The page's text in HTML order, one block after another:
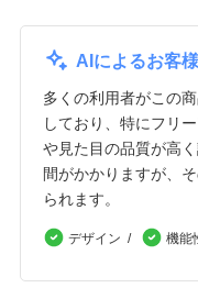
AIによるお客
多くの利用者がこの
しており、特にフリ
や見た目の品質が高
間がかかりますが、
られます。
デザイン 機能